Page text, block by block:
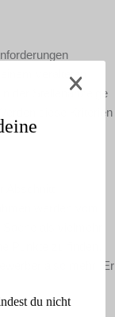
veralteten
der Stellenanzeige
diese Kriterien
als vielmehr
Punkte zu finden,
also mehr: Er
du nicht